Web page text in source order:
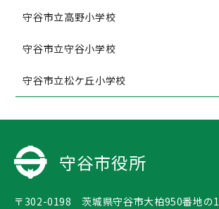
守谷市立高野小学校
守谷市立守谷小学校
守谷市立松ケ丘小学校
守谷市役所
〒302-0198 茨城県守谷市大柏950番地の1